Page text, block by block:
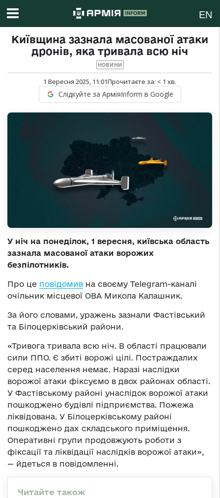
EN
Київщина зазнала масованої атаки
дронів, яка тривала всю ніч
НОВИНИ
1 Вересня 2025, 11:01Прочитаєте за: < 1 хв.
Слідкуйте за АрміяInform в Google
У ніч на понеділок, 1 вересня, київська область
зазнала масованої атаки ворожих
безпілотників.
Про це повідомив на своєму Telegram-каналі
очільник місцевої ОВА Микола Калашник.
За його словами, уражень зазнали Фастівський
та Білоцерківський райони.
«Тривога тривала всю ніч. В області працювали
сили ППО. Є збиті ворожі цілі. Постраждалих
серед населення немає. Наразі наслідки
ворожої атаки фіксуємо в двох районах області.
У Фастівському районі унаслідок ворожої атаки
пошкоджено будівлі підприємства. Пожежа
ліквідована. У Білоцерківському районі
пошкоджено дах складського приміщення.
Оперативні групи продовжують роботи з
фіксації та ліквідації наслідків ворожої атаки»,
— йдеться в повідомленні.